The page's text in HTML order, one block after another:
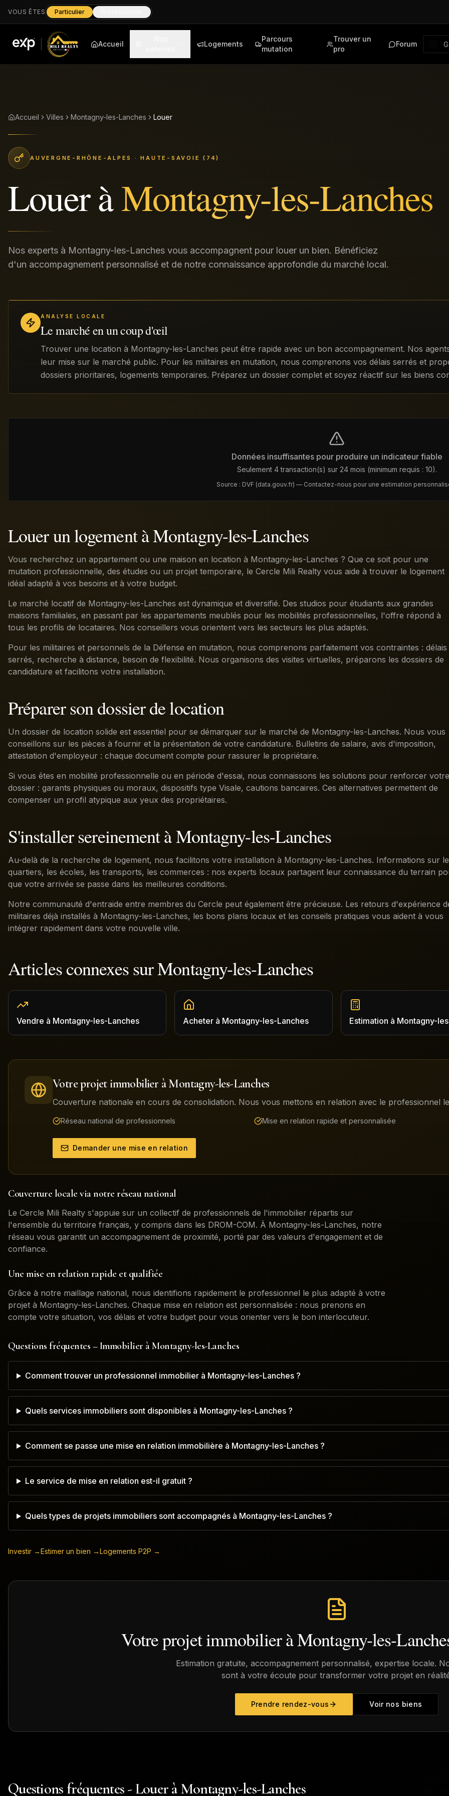
VOUS ÊTES Particulier
Accueil Logements
Parcours
mutation
Trouver un
pro
Forum
Accueil Villes Montagny-les-Lanches Louer
AUVERGNE-RHÔNE-ALPES · HAUTE-SAVOIE (74)
LoueràMontagny-les-Lanches
Nos experts à Montagny-les-Lanches vous accompagnent pour louer un bien. Bénéficiez
d'un accompagnement personnalisé et de notre connaissance approfondie du marché local.
ANALYSE LOCALE
Le marché en un coup d'œil
Trouver une location à Montagny-les-Lanches peut être rapide avec un bon accompagnement. Nos
leur mise sur le marché public. Pour les militaires en mutation, nous comprenons vos délais serrés et
dossiers prioritaires, logements temporaires. Préparez un dossier complet et soyez réactif sur les biens
Données insuffisantes pour produire un indicateur fiable
Seulement 4 transaction(s) sur 24 mois (minimum requis : 10).
Source : DVF (data.gouv.fr) — Contactez-nous pour une estimation
Louer un logement à Montagny-les-Lanches
Vous recherchez un appartement ou une maison en location à Montagny-les-Lanches ? Que ce soit pour une
mutation professionnelle, des études ou un projet temporaire, le Cercle Mili Realty vous aide à trouver le logement
idéal adapté à vos besoins et à votre budget.
Le marché locatif de Montagny-les-Lanches est dynamique et diversifié. Des studios pour étudiants aux grandes
maisons familiales, en passant par les appartements meublés pour les mobilités professionnelles, l'offre répond à
tous les profils de locataires. Nos conseillers vous orientent vers les secteurs les plus adaptés.
Pour les militaires et personnels de la Défense en mutation, nous comprenons parfaitement vos contraintes : délais
serrés, recherche à distance, besoin de flexibilité. Nous organisons des visites virtuelles, préparons les dossiers de
candidature et facilitons votre installation.
Préparer son dossier de location
Un dossier de location solide est essentiel pour se démarquer sur le marché de Montagny-les-Lanches. Nous vous
conseillons sur les pièces à fournir et la présentation de votre candidature. Bulletins de salaire, avis d'imposition,
attestation d'employeur : chaque document compte pour rassurer le propriétaire.
Si vous êtes en mobilité professionnelle ou en période d'essai, nous connaissons les solutions pour renforcer votre
dossier : garants physiques ou moraux, dispositifs type Visale, cautions bancaires. Ces alternatives permettent de
compenser un profil atypique aux yeux des propriétaires.
S'installer sereinement à Montagny-les-Lanches
Au-delà de la recherche de logement, nous facilitons votre installation à Montagny-les-Lanches. Informations sur
quartiers, les écoles, les transports, les commerces : nos experts locaux partagent leur connaissance du terrain
que votre arrivée se passe dans les meilleures conditions.
Notre communauté d'entraide entre membres du Cercle peut également être précieuse. Les retours d'expérience
militaires déjà installés à Montagny-les-Lanches, les bons plans locaux et les conseils pratiques vous aident à vous
intégrer rapidement dans votre nouvelle ville.
Articles connexes surMontagny-les-Lanches
Vendre à Montagny-les-Lanches Acheter à Montagny-les-Lanches Estimation à Montagny-
Votre projet immobilier àMontagny-les-Lanches
Couverture nationale en cours de consolidation. Nous vous mettons en relation avec le professionnel
Réseau national de professionnels Mise en relation rapide et personnalisée
Demander une mise en relation
Couverture locale via notre réseau national
Le Cercle Mili Realty s'appuie sur un collectif de professionnels de l'immobilier répartis sur
l'ensemble du territoire français, y compris dans les DROM-COM. À Montagny-les-Lanches, notre
réseau vous garantit un accompagnement de proximité, porté par des valeurs d'engagement et de
confiance.
Une mise en relation rapide et qualifiée
Grâce à notre maillage national, nous identifions rapidement le professionnel le plus adapté à votre
projet à Montagny-les-Lanches. Chaque mise en relation est personnalisée : nous prenons en
compte votre situation, vos délais et votre budget pour vous orienter vers le bon interlocuteur.
Questions fréquentes – Immobilier àMontagny-les-Lanches
Comment trouver un professionnel immobilier à Montagny-les-Lanches ?
Quels services immobiliers sont disponibles à Montagny-les-Lanches ?
Comment se passe une mise en relation immobilière à Montagny-les-Lanches ?
Le service de mise en relation est-il gratuit ?
Quels types de projets immobiliers sont accompagnés à Montagny-les-Lanches ?
Investir →Estimer un bien →Logements P2P →
Votre projet immobilier àMontagny-les-
Estimation gratuite, accompagnement personnalisé, expertise locale.
sont à votre écoute pour transformer votre projet en
Prendre rendez-vous Voir nos biens
Questions fréquentes - Louer à Montagny-les-Lanches